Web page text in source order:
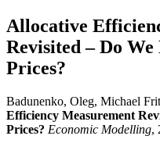
Allocative
Revisited – Do
Prices?
Badunenko, Oleg, Michael
Efficiency Measurement
Prices? Economic Modelling,